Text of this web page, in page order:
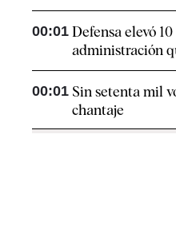
00:01 Defensa elevó
administración
00:01 Sin setenta mil
chantaje